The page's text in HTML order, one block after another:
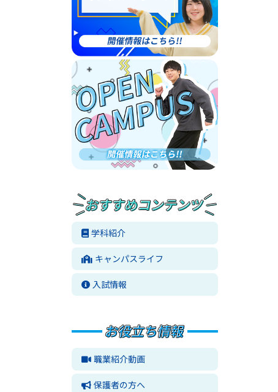
学科紹介
キャンパスライフ
入試情報
職業紹介動画
保護者の方へ